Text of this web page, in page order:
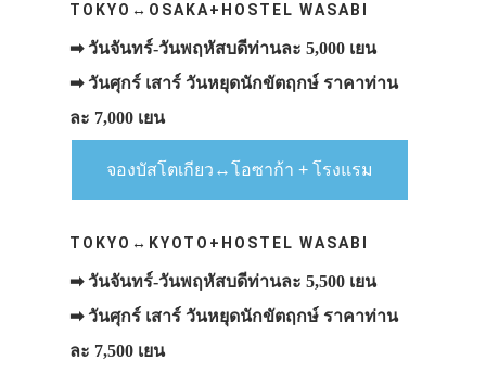
TOKYO↔OSAKA+HOSTEL WASABI
➡ วันจันทร์-วันพฤหัสบดีท่านละ 5,000 เยน
➡ วันศุกร์ เสาร์ วันหยุดนักขัตฤกษ์ ราคาท่าน
ละ 7,000 เยน
จองบัสโตเกียว↔โอซาก้า + โรงแรม
TOKYO↔KYOTO+HOSTEL WASABI
➡ วันจันทร์-วันพฤหัสบดีท่านละ 5,500 เยน
➡ วันศุกร์ เสาร์ วันหยุดนักขัตฤกษ์ ราคาท่าน
ละ 7,500 เยน